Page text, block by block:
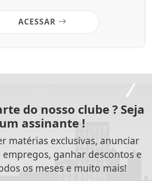
ACESSAR
do nosso clube ? Seja
um assinante !
matérias exclusivas, anunciar
empregos, ganhar descontos e
os meses e muito mais!